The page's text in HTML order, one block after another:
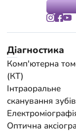
Діагностика
Комп'ютерна
(КТ)
Інтраоральне
сканування зубів
Оптична